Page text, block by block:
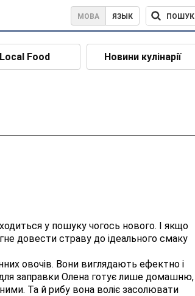
МОВА ЯЗЫК ПОШУК
Local Food Новини кулінарії
у пошуку чогось нового. І якщо
довести страву до ідеального смаку
овочів. Вони виглядають ефектно і
заправки Олена готує лише домашню,
Та й рибу вона воліє засолювати